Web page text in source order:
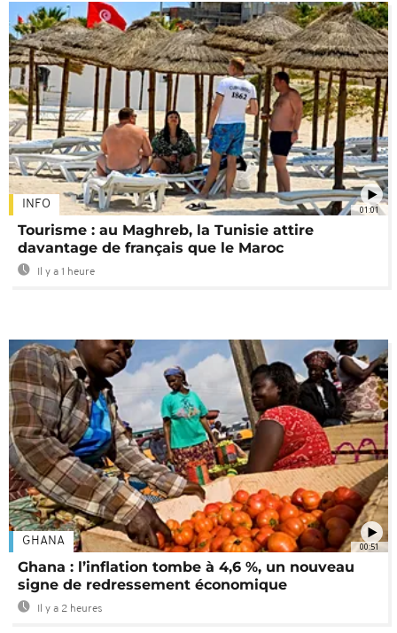
01:01
INFO
Tourisme : au Maghreb, la Tunisie attire
davantage de français que le Maroc
Il y a 1 heure
00:51
GHANA
Ghana : l’inflation tombe à 4,6 %, un nouveau
signe de redressement économique
Il y a 2 heures